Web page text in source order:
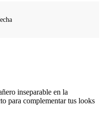
inseparable en la
para complementar tus looks